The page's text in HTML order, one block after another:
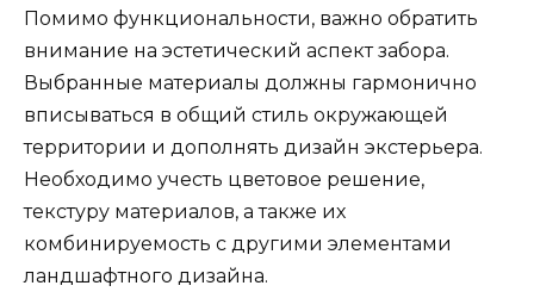
Помимо функциональности, важно обратить
внимание на эстетический аспект забора.
Выбранные материалы должны гармонично
вписываться в общий стиль окружающей
территории и дополнять дизайн экстерьера.
Необходимо учесть цветовое решение,
текстуру материалов, а также их
комбинируемость с другими элементами
ландшафтного дизайна.